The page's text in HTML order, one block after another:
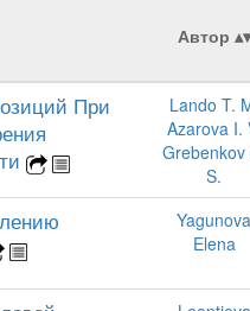
Автор
При
Lando T.
Azarova I.
Grebenkov
S.
Yagunova
Elena